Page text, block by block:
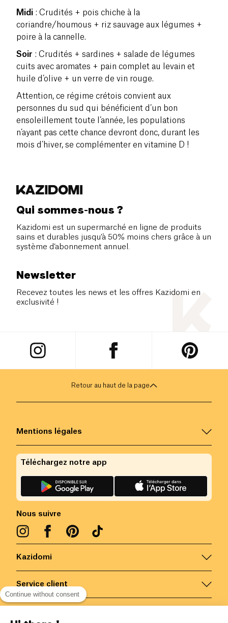
Midi : Crudités + pois chiche à la
coriandre/houmous + riz sauvage aux légumes +
poire à la cannelle.
Soir : Crudités + sardines + salade de légumes
cuits avec aromates + pain complet au levain et
huile d’olive + un verre de vin rouge.
Attention, ce régime crétois convient aux
personnes du sud qui bénéficient d’un bon
ensoleillement toute l’année, les populations
n’ayant pas cette chance devront donc, durant les
mois d’hiver, se complémenter en vitamine D !
Qui sommes-nous ?
Kazidomi est un supermarché en ligne de produits
sains et durables jusqu’à 50% moins chers grâce à un
système d’abonnement annuel.
Newsletter
Recevez toutes les news et les offres Kazidomi en
exclusivité !
Retour au haut de la page
Kazidomi
Service client
Mentions légales
Nous suivre
Téléchargez notre app
Continue without consent